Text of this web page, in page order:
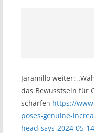
Jaramillo weiter:
das Bewusstsein für
schärfen https://
poses-genuine-
head-says-2024-05-